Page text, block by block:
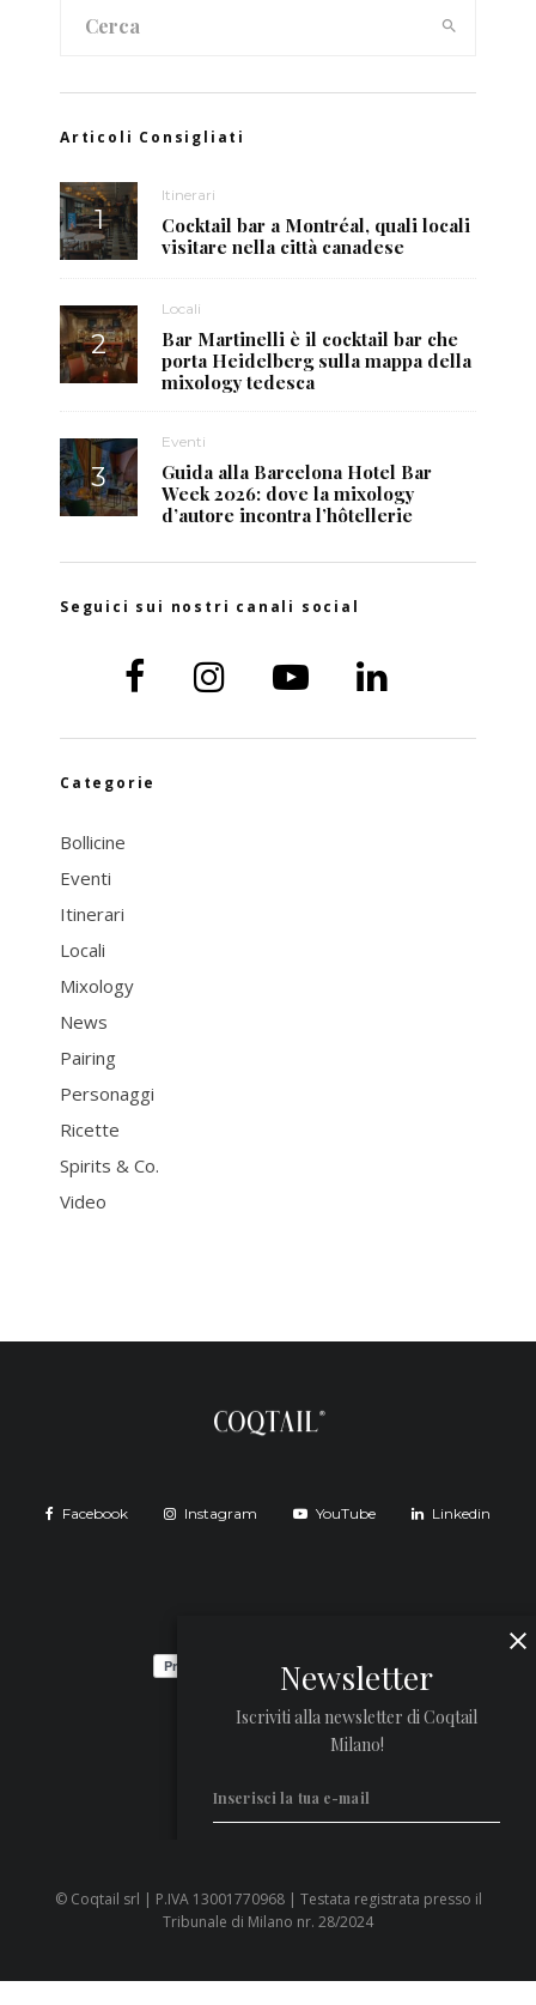
Articoli Consigliati
Itinerari
Cocktail bar a Montréal, quali locali
visitare nella città canadese
Locali
Bar Martinelli è il cocktail bar che
porta Heidelberg sulla mappa della
mixology tedesca
Eventi
Guida alla Barcelona Hotel Bar
Week 2026: dove la mixology
d’autore incontra l’hôtellerie
Seguici sui nostri canali social
Categorie
Bollicine
Eventi
Itinerari
Locali
Mixology
News
Pairing
Personaggi
Ricette
Spirits & Co.
Video
Facebook Instagram YouTube Linkedin
Newsletter
Iscriviti alla newsletter di Coqtail
Milano!
Privacy Policy
© Coqtail srl | P.IVA 13001770968 | Testata registrata presso il
Tribunale di Milano nr. 28/2024